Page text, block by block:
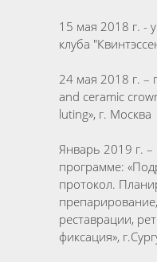
15 мая 2018 г. -
клуба
24 мая 2018 г. –
and ceramic
luting», г. Москва
Январь 2019 г.
программе:
протокол.
реставрации,
фиксация»,